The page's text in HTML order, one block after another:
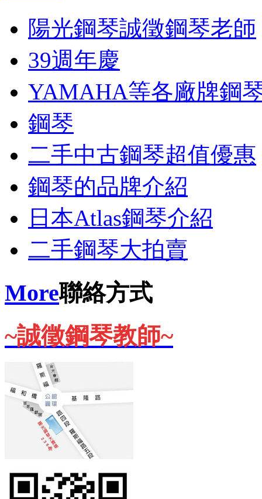
陽光鋼琴誠徵鋼琴老師
39週年慶
YAMAHA等各廠牌鋼
鋼琴
二手中古鋼琴超值優惠
鋼琴的品牌介紹
日本Atlas鋼琴介紹
二手鋼琴大拍賣
More聯絡方式
~誠徵鋼琴教師~